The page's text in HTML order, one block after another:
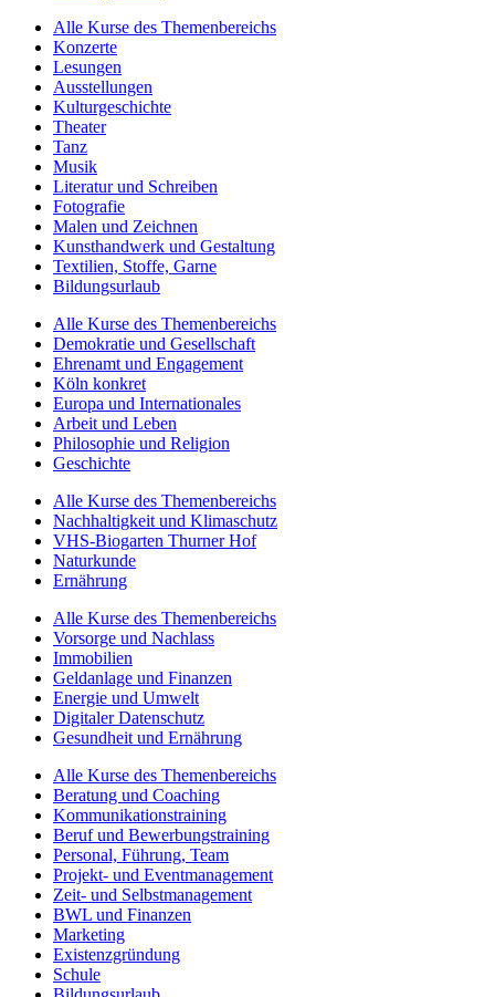
Alle Kurse des Themenbereichs
Konzerte
Lesungen
Ausstellungen
Kulturgeschichte
Theater
Tanz
Musik
Literatur und Schreiben
Fotografie
Malen und Zeichnen
Kunsthandwerk und Gestaltung
Textilien, Stoffe, Garne
Bildungsurlaub
Alle Kurse des Themenbereichs
Demokratie und Gesellschaft
Ehrenamt und Engagement
Köln konkret
Europa und Internationales
Arbeit und Leben
Philosophie und Religion
Geschichte
Alle Kurse des Themenbereichs
Nachhaltigkeit und Klimaschutz
VHS-Biogarten Thurner Hof
Naturkunde
Ernährung
Alle Kurse des Themenbereichs
Vorsorge und Nachlass
Immobilien
Geldanlage und Finanzen
Energie und Umwelt
Digitaler Datenschutz
Gesundheit und Ernährung
Alle Kurse des Themenbereichs
Beratung und Coaching
Kommunikationstraining
Beruf und Bewerbungstraining
Personal, Führung, Team
Projekt- und Eventmanagement
Zeit- und Selbstmanagement
BWL und Finanzen
Marketing
Existenzgründung
Schule